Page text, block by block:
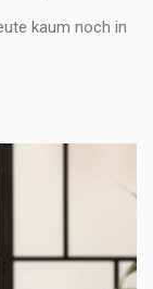
kaum noch in